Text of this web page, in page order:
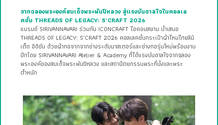
จากฉลองพระองค์สมเด็จพระพันปีหลวง สู่แรงบันดาลใจในคอลเล
คชั่น THREADS OF LEGACY: S’CRAFT 2026
แบรนด์ SIRIVANNAVARI ร่วมกับ ICONCRAFT ไอคอนสยาม นำเสนอ
THREADS OF LEGACY: S’CRAFT 2026 คอลเลคชั่นกระเป๋าผ้าไหมไทยลิมิ
เต็ด อิดิชัน ด้วยผ้าทอจากจากช่างระดับมาสเตอร์และช่างทอรุ่นใหม่พร้อมงาน
ปักโดย SIRIVANNAVARI Atelier & Academy ที่ได้แรงบันดาลใจจากฉลอง
พระองค์ของสมเด็จพระพันปีหลวง และสถาปัตยกรรมพระที่นั่งและพระ
ตำหนัก